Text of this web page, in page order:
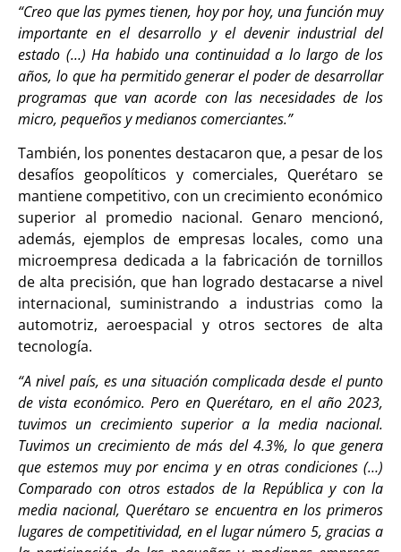
“Creo que las pymes tienen, hoy por hoy, una función muy
importante en el desarrollo y el devenir industrial del
estado (…) Ha habido una continuidad a lo largo de los
años, lo que ha permitido generar el poder de desarrollar
programas que van acorde con las necesidades de los
micro, pequeños y medianos comerciantes.”
También, los ponentes destacaron que, a pesar de los
desafíos geopolíticos y comerciales, Querétaro se
mantiene competitivo, con un crecimiento económico
superior al promedio nacional. Genaro mencionó,
además, ejemplos de empresas locales, como una
microempresa dedicada a la fabricación de tornillos
de alta precisión, que han logrado destacarse a nivel
internacional, suministrando a industrias como la
automotriz, aeroespacial y otros sectores de alta
tecnología.
“A nivel país, es una situación complicada desde el punto
de vista económico. Pero en Querétaro, en el año 2023,
tuvimos un crecimiento superior a la media nacional.
Tuvimos un crecimiento de más del 4.3%, lo que genera
que estemos muy por encima y en otras condiciones (…)
Comparado con otros estados de la República y con la
media nacional, Querétaro se encuentra en los primeros
lugares de competitividad, en el lugar número 5, gracias a